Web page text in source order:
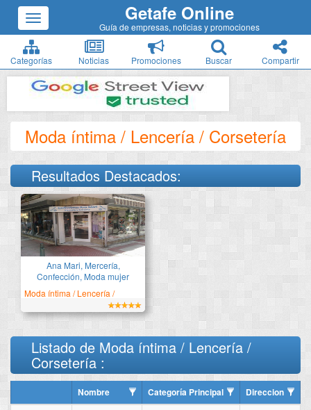
Getafe Online
Guía de empresas, noticias y promociones
Categorías Noticias Promociones Buscar Compartir
Moda íntima / Lencería / Corsetería
Resultados Destacados:
Especialistas en tallas
grandes
Ana Mari, Mercería,
Confección, Moda mujer
Moda íntima / Lencería /
Listado de Moda íntima / Lencería /
Corsetería :
Nombre Categoría Principal Direccion